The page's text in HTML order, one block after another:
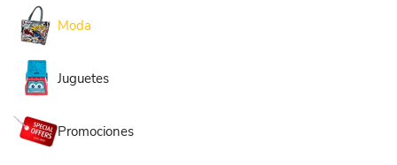
Moda
Juguetes
Promociones